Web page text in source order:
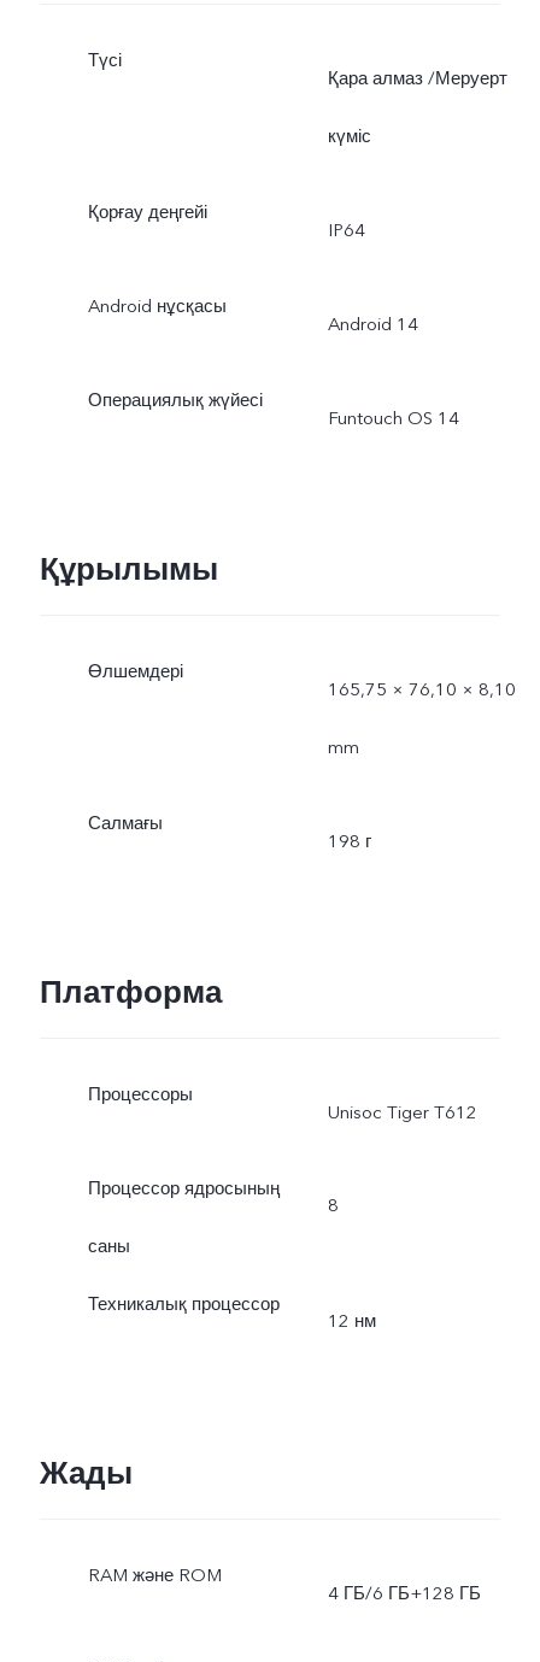
Түсі
Қара алмаз /Меруерт
күміс
Қорғау деңгейі
IP64
Android нұсқасы
Android 14
Операциялық жүйесі
Funtouch OS 14
Құрылымы
Өлшемдері
165,75 × 76,10 × 8,10
mm
Салмағы
198 г
Платформа
Процессоры
Unisoc Tiger T612
Процессор ядросының
саны
8
Техникалық процессор
12 нм
Жады
RAM және ROM
4 ГБ/6 ГБ+128 ГБ